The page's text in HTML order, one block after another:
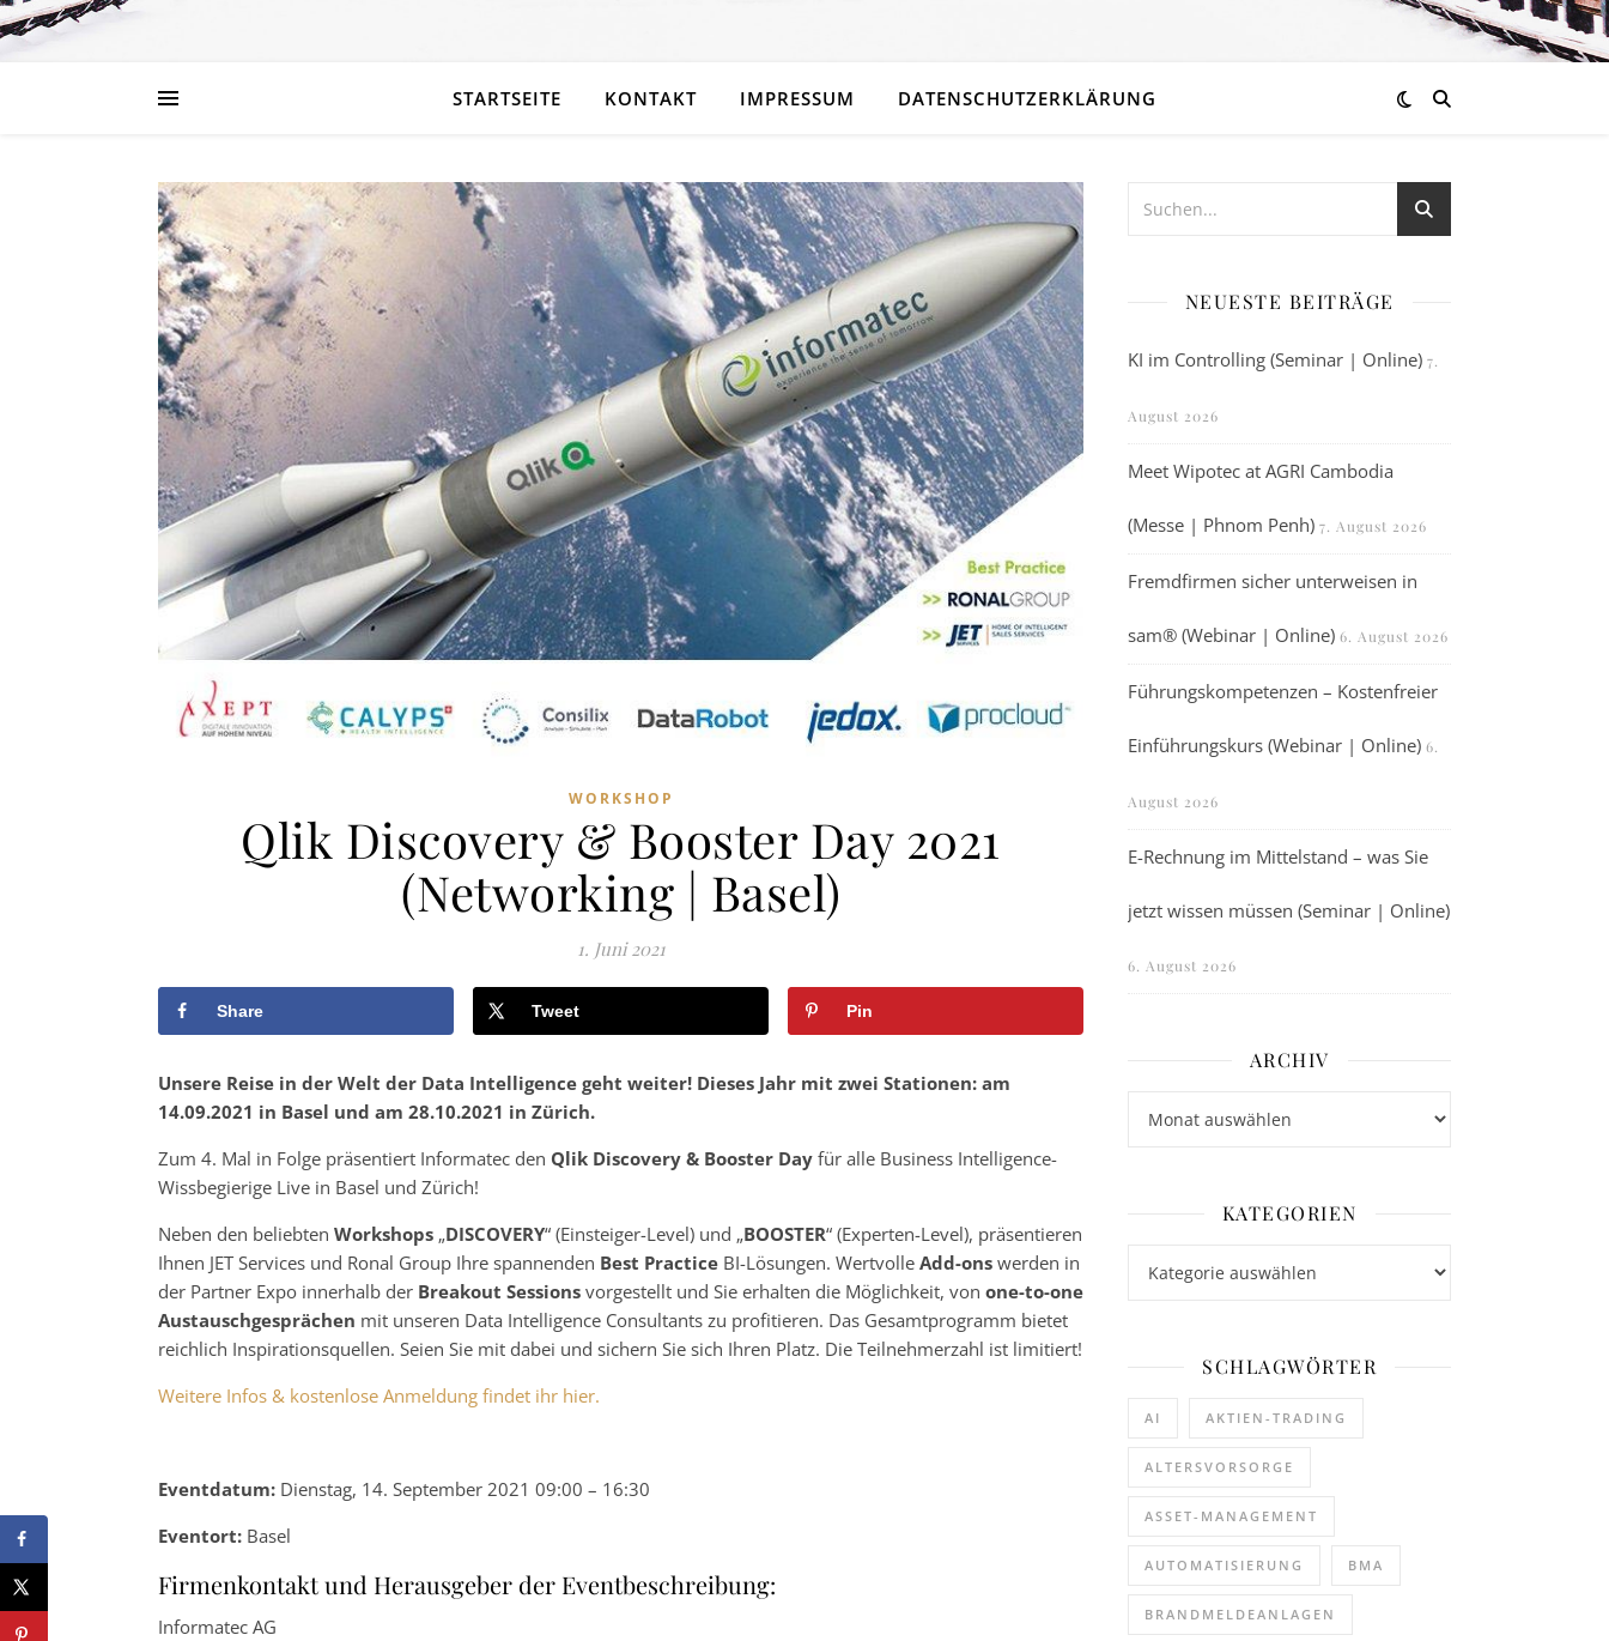
STARTSEITE KONTAKT IMPRESSUM DATENSCHUTZERKLÄRUNG
WORKSHOP
Qlik Discovery & Booster Day 2021
(Networking | Basel)
1. Juni 2021
Share Tweet Pin
Unsere Reise in der Welt der Data Intelligence geht weiter! Dieses Jahr mit zwei Stationen: am
14.09.2021 in Basel und am 28.10.2021 in Zürich.
Zum 4. Mal in Folge präsentiert Informatec den Qlik Discovery & Booster Day für alle Business Intelligence-
Wissbegierige Live in Basel und Zürich!
Neben den beliebten Workshops „DISCOVERY“ (Einsteiger-Level) und „BOOSTER“ (Experten-Level), präsentieren
Ihnen JET Services und Ronal Group Ihre spannenden Best Practice BI-Lösungen. Wertvolle Add-ons werden in
der Partner Expo innerhalb der Breakout Sessions vorgestellt und Sie erhalten die Möglichkeit, von one-to-one
Austauschgesprächen mit unseren Data Intelligence Consultants zu profitieren. Das Gesamtprogramm bietet
reichlich Inspirationsquellen. Seien Sie mit dabei und sichern Sie sich Ihren Platz. Die Teilnehmerzahl ist limitiert!
Weitere Infos & kostenlose Anmeldung findet ihr hier.
Eventdatum: Dienstag, 14. September 2021 09:00 – 16:30
Eventort: Basel
Firmenkontakt und Herausgeber der Eventbeschreibung:
Informatec AG
NEUESTE BEITRÄGE
KI im Controlling (Seminar | Online) 7.
August 2026
Meet Wipotec at AGRI Cambodia
(Messe | Phnom Penh) 7. August 2026
Fremdfirmen sicher unterweisen in
sam® (Webinar | Online) 6. August 2026
Führungskompetenzen – Kostenfreier
Einführungskurs (Webinar | Online) 6.
August 2026
E-Rechnung im Mittelstand – was Sie
jetzt wissen müssen (Seminar | Online)
6. August 2026
ARCHIV
KATEGORIEN
SCHLAGWÖRTER
AI AKTIEN-TRADING
ALTERSVORSORGE
ASSET-MANAGEMENT
AUTOMATISIERUNG BMA
BRANDMELDEANLAGEN